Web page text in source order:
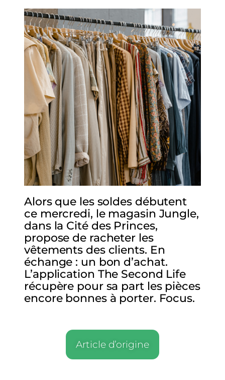
Alors que les soldes débutent
ce mercredi, le magasin Jungle,
dans la Cité des Princes,
propose de racheter les
vêtements des clients. En
échange : un bon d’achat.
L’application The Second Life
récupère pour sa part les pièces
encore bonnes à porter. Focus.
Article d’origine